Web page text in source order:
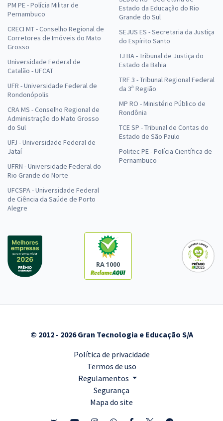
PM PE - Polícia Militar de
Pernambuco
CRECI MT - Conselho Regional de
Corretores de Imóveis do Mato
Grosso
Universidade Federal de
Catalão - UFCAT
UFR - Universidade Federal de
Rondonópolis
CRA MS - Conselho Regional de
Administração do Mato Grosso
do Sul
UFJ - Universidade Federal de
Jataí
UFRN - Universidade Federal do
Rio Grande do Norte
UFCSPA - Universidade Federal
de Ciência da Saúde de Porto
Alegre
Estado da Educação do Rio
Grande do Sul
SEJUS ES - Secretaria da Justiça
do Espírito Santo
TJ BA - Tribunal de Justiça do
Estado da Bahia
TRF 3 - Tribunal Regional Federal
da 3ª Região
MP RO - Ministério Público de
Rondônia
TCE SP - Tribunal de Contas do
Estado de São Paulo
Politec PE - Polícia Científica de
Pernambuco
RA 1000
© 2012 - 2026 Gran Tecnologia e Educação S/A
Política de privacidade
Termos de uso
Regulamentos
Segurança
Mapa do site